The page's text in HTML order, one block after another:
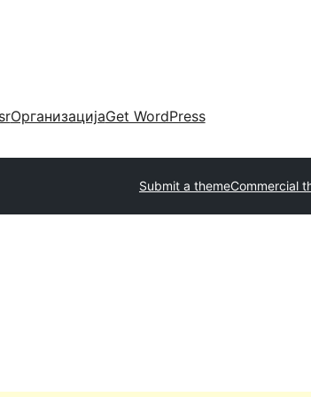
ОрганизацијаGet WordPress
Submit a themeCommercial